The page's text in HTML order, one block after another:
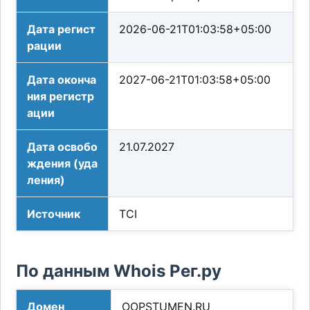
Дата регист
рации
2026-06-21T01:03:58+05:00
Дата оконча
ния регистр
ации
2027-06-21T01:03:58+05:00
Дата освобо
ждения (уда
ления)
21.07.2027
Источник TCI
По данным Whois Рег.ру
Домен OOPSTUMEN.RU